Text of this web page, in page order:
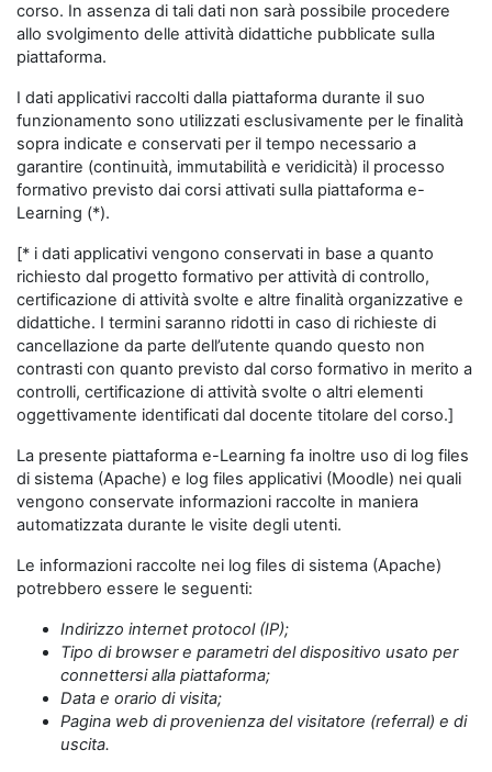
corso. In assenza di tali dati non sarà possibile procedere
allo svolgimento delle attività didattiche pubblicate sulla
piattaforma.
I dati applicativi raccolti dalla piattaforma durante il suo
funzionamento sono utilizzati esclusivamente per le finalità
sopra indicate e conservati per il tempo necessario a
garantire (continuità, immutabilità e veridicità) il processo
formativo previsto dai corsi attivati sulla piattaforma e-
Learning (*).
[* i dati applicativi vengono conservati in base a quanto
richiesto dal progetto formativo per attività di controllo,
certificazione di attività svolte e altre finalità organizzative e
didattiche. I termini saranno ridotti in caso di richieste di
cancellazione da parte dell’utente quando questo non
contrasti con quanto previsto dal corso formativo in merito a
controlli, certificazione di attività svolte o altri elementi
oggettivamente identificati dal docente titolare del corso.]
La presente piattaforma e-Learning fa inoltre uso di log files
di sistema (Apache) e log files applicativi (Moodle) nei quali
vengono conservate informazioni raccolte in maniera
automatizzata durante le visite degli utenti.
Le informazioni raccolte nei log files di sistema (Apache)
potrebbero essere le seguenti:
Indirizzo internet protocol (IP);
Tipo di browser e parametri del dispositivo usato per
connettersi alla piattaforma;
Data e orario di visita;
Pagina web di provenienza del visitatore (referral) e di
uscita.